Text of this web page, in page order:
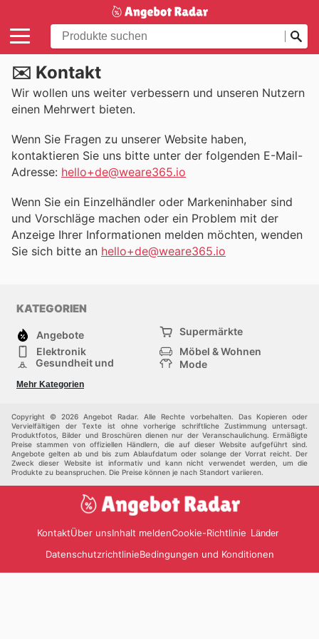
✉️ Kontakt
Wir wollen uns weiter verbessern und unseren Nutzern
einen Mehrwert bieten.
Wenn Sie Fragen zu unserer Website haben,
kontaktieren Sie uns bitte unter der folgenden E-Mail-
Adresse: hello+de@weare365.io
Wenn Sie ein Einzelhändler oder Markeninhaber sind
und Vorschläge machen oder ein Problem mit der
Anzeige Ihrer Informationen melden möchten, wenden
Sie sich bitte an hello+de@weare365.io
KATEGORIEN
Angebote
Supermärkte
Elektronik
Möbel & Wohnen
Gesundheit und
Mode
Sportartikel und
Sportbekleidung
Einkaufzentren
Andere
Mehr Kategorien
Copyright © 2026 Angebot Radar. Alle Rechte vorbehalten. Das Kopieren oder
Vervielfältigen der Texte ist ohne vorherige schriftliche Zustimmung untersagt.
Produktfotos, Bilder und Broschüren dienen nur der Veranschaulichung. Ermäßigte
Preise stammen von offiziellen Händlern, die auf dieser Website aufgeführt sind.
Angebote gelten ab und bis zum Ablaufdatum oder solange der Vorrat reicht. Der
Zweck dieser Website ist informativ und kann nicht verwendet werden, um die
Produkte zu beanspruchen. Die Preise können je nach Standort variieren.
KontaktÜber unsInhalt meldenCookie-Richtlinie Länder
DatenschutzrichtlinieBedingungen und Konditionen